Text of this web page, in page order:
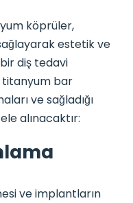
köprüler,
estetik ve
diş tedavi
titanyum bar
ve sağladığı
alınacaktır:
ve implantların